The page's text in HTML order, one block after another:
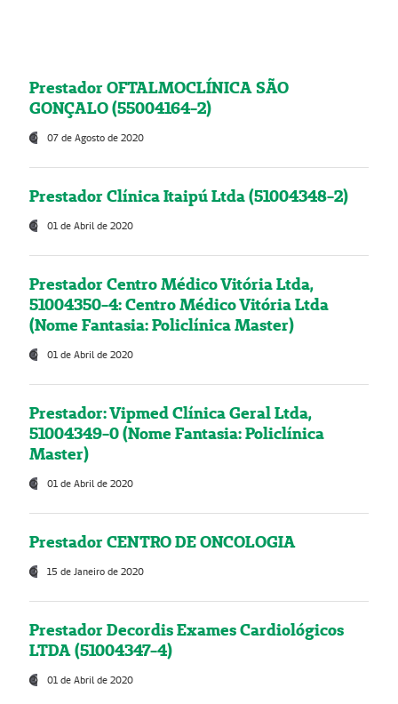
Prestador OFTALMOCLÍNICA SÃO
GONÇALO (55004164-2)
07 de Agosto de 2020
Prestador Clínica Itaipú Ltda (51004348-2)
01 de Abril de 2020
Prestador Centro Médico Vitória Ltda,
51004350-4: Centro Médico Vitória Ltda
(Nome Fantasia: Policlínica Master)
01 de Abril de 2020
Prestador: Vipmed Clínica Geral Ltda,
51004349-0 (Nome Fantasia: Policlínica
Master)
01 de Abril de 2020
Prestador CENTRO DE ONCOLOGIA
15 de Janeiro de 2020
Prestador Decordis Exames Cardiológicos
LTDA (51004347-4)
01 de Abril de 2020